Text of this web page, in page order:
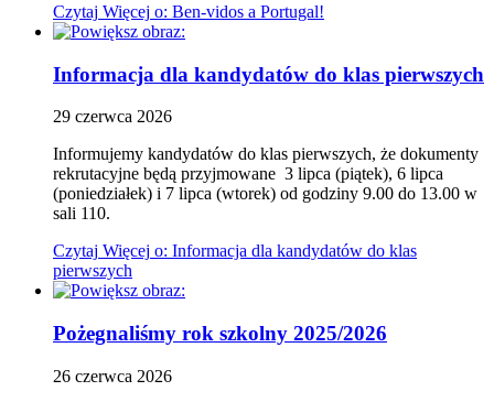
Czytaj Więcej o: Ben-vidos a Portugal!
Informacja dla kandydatów do klas pierwszych
29 czerwca 2026
Informujemy kandydatów do klas pierwszych, że dokumenty
rekrutacyjne będą przyjmowane 3 lipca (piątek), 6 lipca
(poniedziałek) i 7 lipca (wtorek) od godziny 9.00 do 13.00 w
sali 110.
Czytaj Więcej o: Informacja dla kandydatów do klas
pierwszych
Pożegnaliśmy rok szkolny 2025/2026
26 czerwca 2026